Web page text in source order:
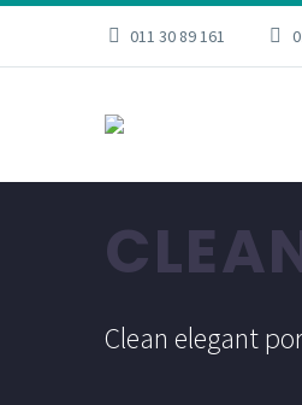
011 30 89 161
Clean elegant